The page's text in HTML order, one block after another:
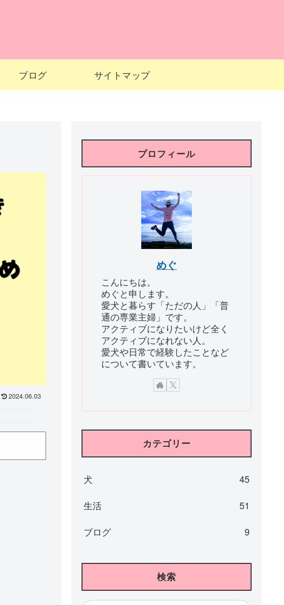
ブログ サイトマップ
2024.06.03
プロフィール
めぐ
こんにちは。
めぐと申します。
愛犬と暮らす「ただの人」「普
通の専業主婦」です。
アクティブになりたいけど全く
アクティブになれない人。
愛犬や日常で経験したことなど
について書いています。
カテゴリー
犬
45
生活
51
ブログ
9
検索